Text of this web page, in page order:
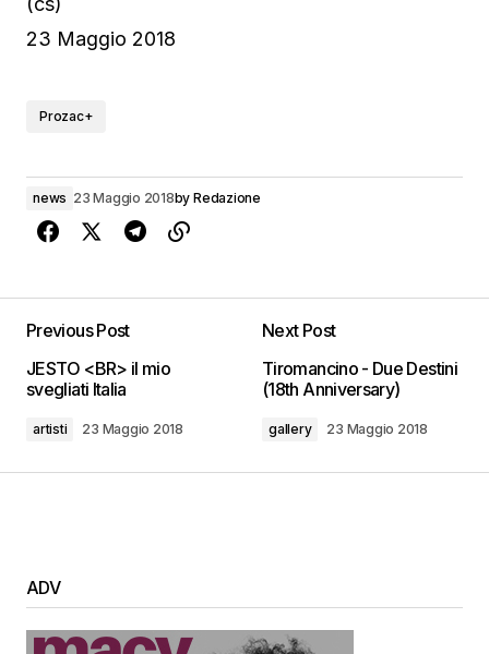
23 Maggio 2018
Prozac+
news 23 Maggio 2018by Redazione
Previous Post
JESTO <BR> il mio
svegliati Italia
artisti 23 Maggio 2018
Next Post
Tiromancino - Due Destini
(18th Anniversary)
gallery 23 Maggio 2018
ADV